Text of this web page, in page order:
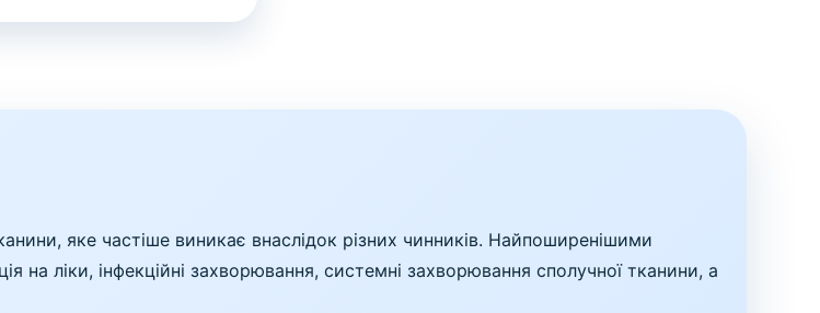
яке частіше виникає внаслідок різних чинників. Найпоширенішими
на ліки, інфекційні захворювання, системні захворювання сполучної тканини, а